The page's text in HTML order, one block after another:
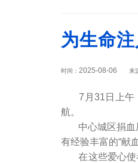
为生命
时间： 2025-08-06 来
7月31日上午，
航。
中心城区捐血屋
有经验丰富的“献
在这些爱心使